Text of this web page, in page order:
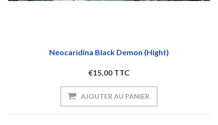
Neocaridina Black Demon (hight)
€15,00 TTC
AJOUTER AU PANIER